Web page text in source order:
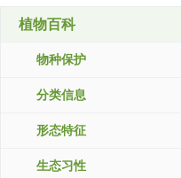
植物百科
物种保护
分类信息
形态特征
生态习性